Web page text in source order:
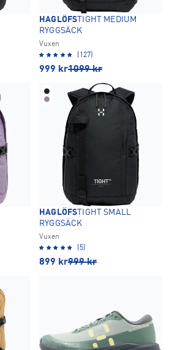
HAGLÖFS TIGHT MEDIUM
RYGGSÄCK
Vuxen
(127)
999 kr1099 kr
HAGLÖFS TIGHT SMALL
RYGGSÄCK
Vuxen
(5)
899 kr999 kr